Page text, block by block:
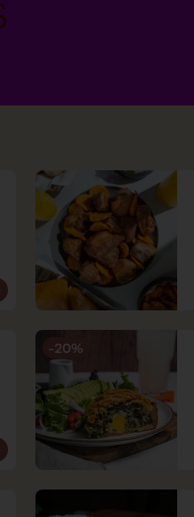
-20%